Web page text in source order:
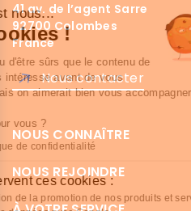
41 av. de l’agent Sarre
92700 Colombes
France
Nous contacter
NOUS CONNAÎTRE
NOUS REJOINDRE
Salut c'est nous...
Les Cookies !
On a attendu d'être sûrs que le
ce site vous intéresse avant de vous
déranger, mais on aimerait bien
C'est OK pour vous ?
Lire la politique de confidentialité
À quoi servent ces cookies :
Optimisation de la promotion de